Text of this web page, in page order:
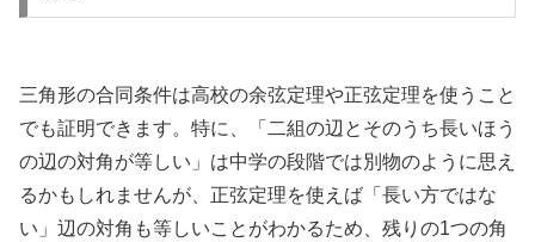
三角形の合同条件は高校の余弦定理や正弦定理を使うこと
でも証明できます。特に、「二組の辺とそのうち長いほう
の辺の対角が等しい」は中学の段階では別物のように思え
るかもしれませんが、正弦定理を使えば「長い方ではな
い」辺の対角も等しいことがわかるため、残りの1つの角